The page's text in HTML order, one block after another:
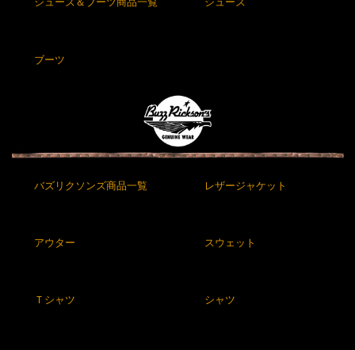
ブーツ
バズリクソンズ商品一覧 レザージャケット
アウター スウェット
Ｔシャツ シャツ